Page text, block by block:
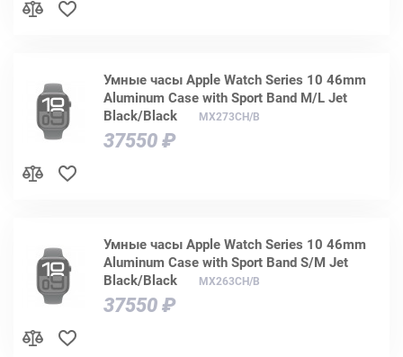
Умные часы Apple Watch Series 10 46mm
Aluminum Case with Sport Band M/L Jet
Black/Black
MX273CH/B
37550 ₽
Умные часы Apple Watch Series 10 46mm
Aluminum Case with Sport Band S/M Jet
Black/Black
MX263CH/B
37550 ₽